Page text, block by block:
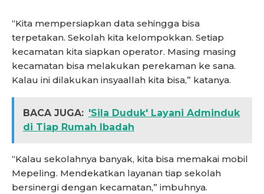
“Kita mempersiapkan data sehingga bisa
terpetakan. Sekolah kita kelompokkan. Setiap
kecamatan kita siapkan operator. Masing masing
kecamatan bisa melakukan perekaman ke sana.
Kalau ini dilakukan insyaallah kita bisa,” katanya.
BACA JUGA: 'Sila Duduk' Layani Adminduk
di Tiap Rumah Ibadah
“Kalau sekolahnya banyak, kita bisa memakai mobil
Mepeling. Mendekatkan layanan tiap sekolah
bersinergi dengan kecamatan,” imbuhnya.